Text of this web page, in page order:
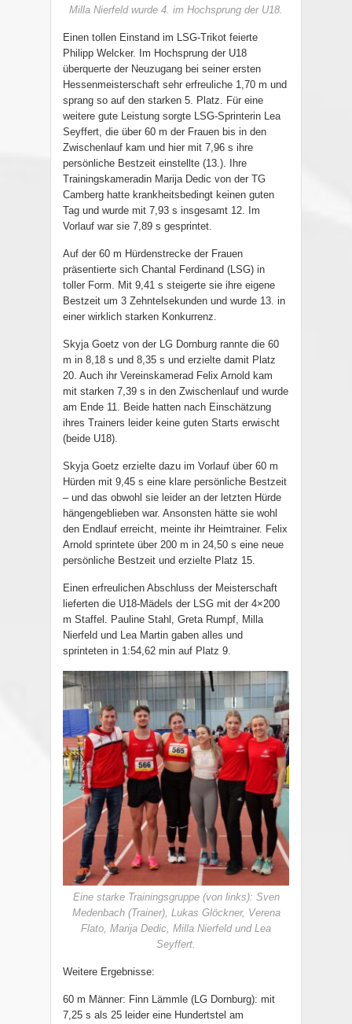
Milla Nierfeld wurde 4. im Hochsprung der U18.
Einen tollen Einstand im LSG-Trikot feierte
Philipp Welcker. Im Hochsprung der U18
überquerte der Neuzugang bei seiner ersten
Hessenmeisterschaft sehr erfreuliche 1,70 m und
sprang so auf den starken 5. Platz. Für eine
weitere gute Leistung sorgte LSG-Sprinterin Lea
Seyffert, die über 60 m der Frauen bis in den
Zwischenlauf kam und hier mit 7,96 s ihre
persönliche Bestzeit einstellte (13.). Ihre
Trainingskameradin Marija Dedic von der TG
Camberg hatte krankheitsbedingt keinen guten
Tag und wurde mit 7,93 s insgesamt 12. Im
Vorlauf war sie 7,89 s gesprintet.
Auf der 60 m Hürdenstrecke der Frauen
präsentierte sich Chantal Ferdinand (LSG) in
toller Form. Mit 9,41 s steigerte sie ihre eigene
Bestzeit um 3 Zehntelsekunden und wurde 13. in
einer wirklich starken Konkurrenz.
Skyja Goetz von der LG Dornburg rannte die 60
m in 8,18 s und 8,35 s und erzielte damit Platz
20. Auch ihr Vereinskamerad Felix Arnold kam
mit starken 7,39 s in den Zwischenlauf und wurde
am Ende 11. Beide hatten nach Einschätzung
ihres Trainers leider keine guten Starts erwischt
(beide U18).
Skyja Goetz erzielte dazu im Vorlauf über 60 m
Hürden mit 9,45 s eine klare persönliche Bestzeit
– und das obwohl sie leider an der letzten Hürde
hängengeblieben war. Ansonsten hätte sie wohl
den Endlauf erreicht, meinte ihr Heimtrainer. Felix
Arnold sprintete über 200 m in 24,50 s eine neue
persönliche Bestzeit und erzielte Platz 15.
Einen erfreulichen Abschluss der Meisterschaft
lieferten die U18-Mädels der LSG mit der 4×200
m Staffel. Pauline Stahl, Greta Rumpf, Milla
Nierfeld und Lea Martin gaben alles und
sprinteten in 1:54,62 min auf Platz 9.
Eine starke Trainingsgruppe (von links): Sven
Medenbach (Trainer), Lukas Glöckner, Verena
Flato, Marija Dedic, Milla Nierfeld und Lea
Seyffert.
Weitere Ergebnisse:
60 m Männer: Finn Lämmle (LG Dornburg): mit
7,25 s als 25 leider eine Hundertstel am